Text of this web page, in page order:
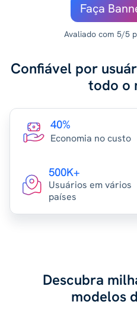
Faça
Avaliado com 5/5
Confiável por
todo o
40%
Economia no custo
500K+
Usuários em vários
países
Descubra
modelos